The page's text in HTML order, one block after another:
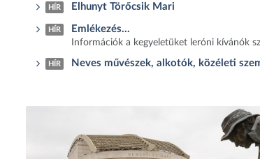
HÍR Elhunyt Törőcsik Mari
HÍR Emlékezés...
Információk a kegyeletüket leróni kívánók
HÍR Neves művészek, alkotók, közéleti